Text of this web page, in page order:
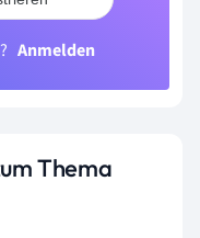
Anmelden
Thema